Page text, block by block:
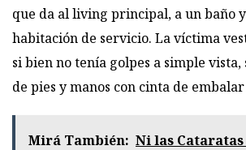
que da al living principal, a un baño
habitación de servicio. La víctima
si bien no tenía golpes a simple vista,
de pies y manos con cinta de
Mirá También: Ni las Cataratas